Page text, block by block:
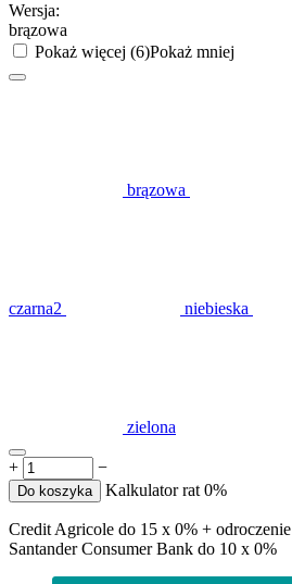
Wersja:
brązowa
Pokaż więcej (6)Pokaż mniej
brązowa
czarna2 niebieska
zielona
+ −
Do koszyka Kalkulator rat 0%
Credit Agricole do 15 x 0% + odroczenie
Santander Consumer Bank do 10 x 0%